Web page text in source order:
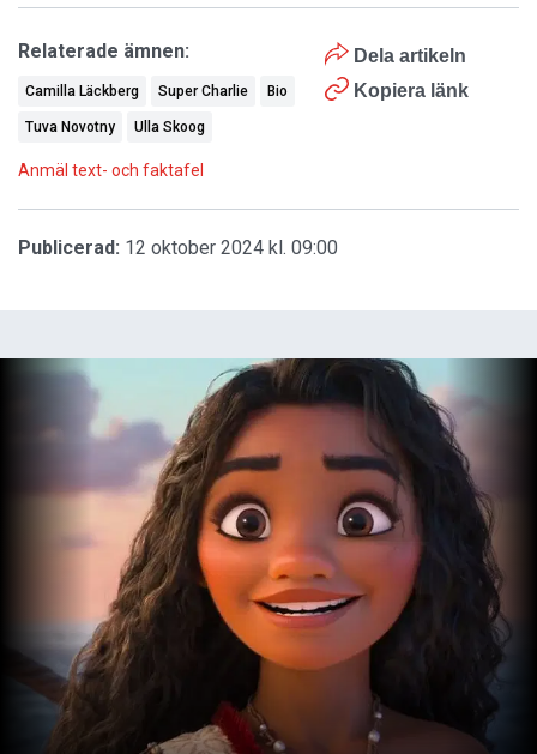
Dela artikeln
Kopiera länk
Relaterade ämnen:
Camilla Läckberg Super Charlie Bio
Tuva Novotny Ulla Skoog
Anmäl text- och faktafel
Publicerad: 12 oktober 2024 kl. 09:00